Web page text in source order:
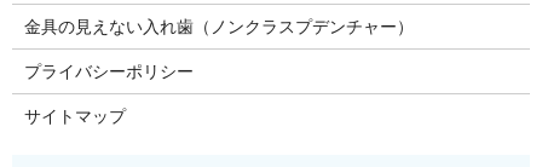
金具の見えない入れ歯（ノンクラスプデンチャー）
プライバシーポリシー
サイトマップ